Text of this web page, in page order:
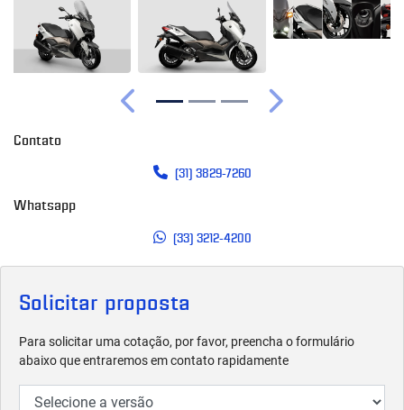
Solicitar proposta
Para solicitar uma cotação, por favor, preencha o formulário
abaixo que entraremos em contato rapidamente
Anterior Próximo
Contato
(31) 3829-7260
Whatsapp
(33) 3212-4200